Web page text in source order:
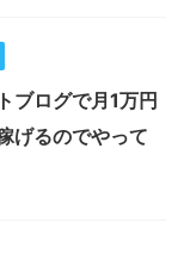
ブログで月1万円
げるのでやって